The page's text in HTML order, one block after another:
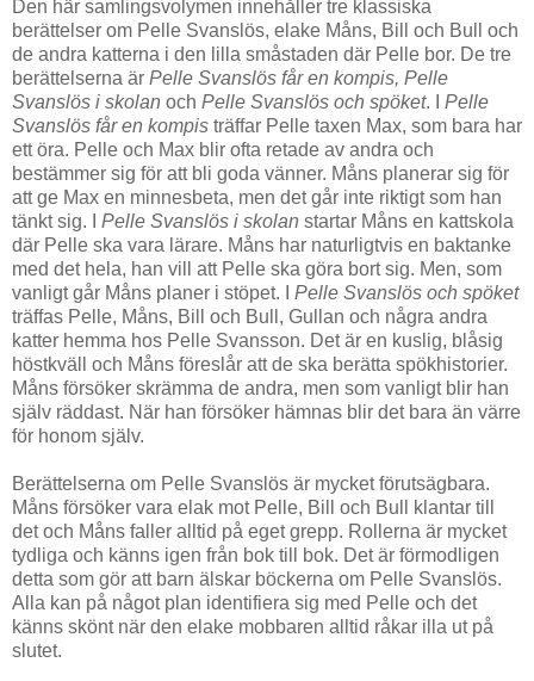
Den här samlingsvolymen innehåller tre klassiska
berättelser om Pelle Svanslös, elake Måns, Bill och Bull och
de andra katterna i den lilla småstaden där Pelle bor. De tre
berättelserna är Pelle Svanslös får en kompis, Pelle
Svanslös i skolan och Pelle Svanslös och spöket. I Pelle
Svanslös får en kompis träffar Pelle taxen Max, som bara har
ett öra. Pelle och Max blir ofta retade av andra och
bestämmer sig för att bli goda vänner. Måns planerar sig för
att ge Max en minnesbeta, men det går inte riktigt som han
tänkt sig. I Pelle Svanslös i skolan startar Måns en kattskola
där Pelle ska vara lärare. Måns har naturligtvis en baktanke
med det hela, han vill att Pelle ska göra bort sig. Men, som
vanligt går Måns planer i stöpet. I Pelle Svanslös och spöket
träffas Pelle, Måns, Bill och Bull, Gullan och några andra
katter hemma hos Pelle Svansson. Det är en kuslig, blåsig
höstkväll och Måns föreslår att de ska berätta spökhistorier.
Måns försöker skrämma de andra, men som vanligt blir han
själv räddast. När han försöker hämnas blir det bara än värre
för honom själv.
Berättelserna om Pelle Svanslös är mycket förutsägbara.
Måns försöker vara elak mot Pelle, Bill och Bull klantar till
det och Måns faller alltid på eget grepp. Rollerna är mycket
tydliga och känns igen från bok till bok. Det är förmodligen
detta som gör att barn älskar böckerna om Pelle Svanslös.
Alla kan på något plan identifiera sig med Pelle och det
känns skönt när den elake mobbaren alltid råkar illa ut på
slutet.